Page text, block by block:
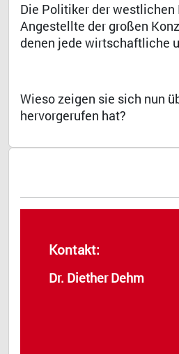
Die Politiker der westlichen
Angestellte der großen
denen jede wirtschaftliche
Wieso zeigen sie sich nun
hervorgerufen hat?
Kontakt:
Dr. Diether Dehm